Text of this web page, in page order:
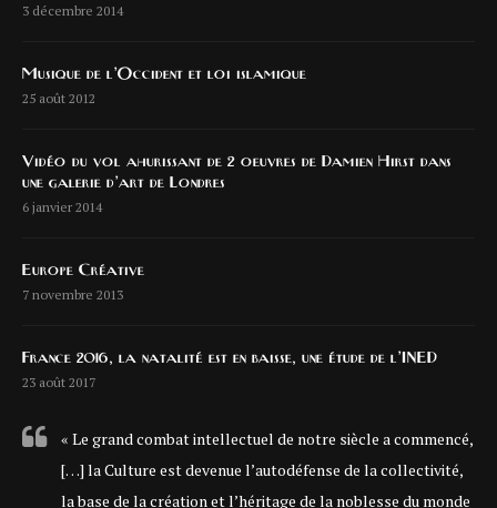
3 décembre 2014
Musique de l’Occident et loi islamique
25 août 2012
Vidéo du vol ahurissant de 2 oeuvres de Damien Hirst dans
une galerie d’art de Londres
6 janvier 2014
Europe Créative
7 novembre 2013
France 2016, la natalité est en baisse, une étude de l’INED
23 août 2017
« Le grand combat intellectuel de notre siècle a commencé,
[…] la Culture est devenue l’autodéfense de la collectivité,
la base de la création et l’héritage de la noblesse du monde